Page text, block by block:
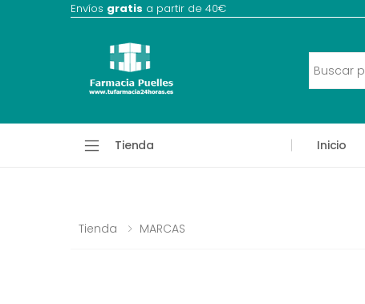
Envíos gratis a partir de 40€
Tienda Inicio
Tienda MARCAS